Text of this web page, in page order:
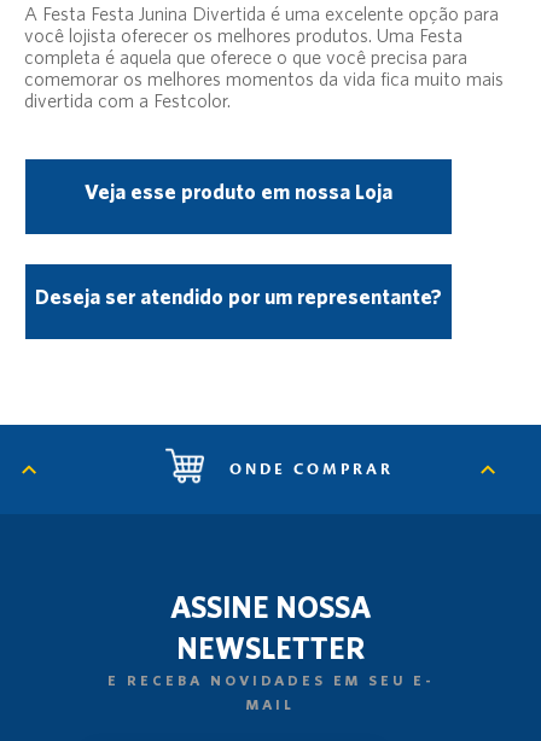
A Festa Festa Junina Divertida é uma excelente opção para
você lojista oferecer os melhores produtos. Uma Festa
completa é aquela que oferece o que você precisa para
comemorar os melhores momentos da vida fica muito mais
divertida com a Festcolor.
Veja esse produto em nossa Loja
Deseja ser atendido por um representante?
ONDE COMPRAR
ASSINE NOSSA
NEWSLETTER
E RECEBA NOVIDADES EM SEU E-
MAIL